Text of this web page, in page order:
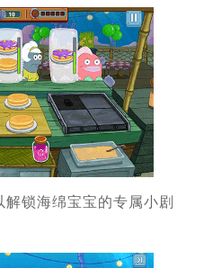
锁海绵宝宝的专属小剧